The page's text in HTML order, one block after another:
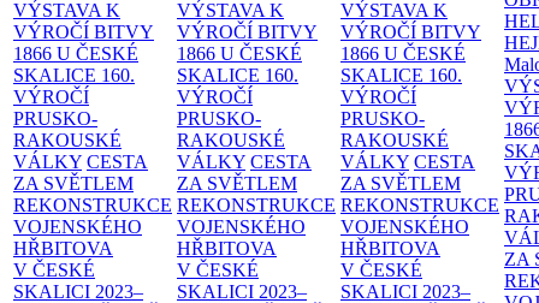
VÝSTAVA K
VÝROČÍ BITVY
1866 U ČESKÉ
SKALICE 160.
VÝROČÍ
PRUSKO-
RAKOUSKÉ
VÁLKY CESTA
ZA SVĚTLEM
REKONSTRUKCE
VOJENSKÉHO
HŘBITOVA
V ČESKÉ
SKALICI 2023–
VÝSTAVA K
VÝROČÍ BITVY
1866 U ČESKÉ
SKALICE 160.
VÝROČÍ
PRUSKO-
RAKOUSKÉ
VÁLKY CESTA
ZA SVĚTLEM
REKONSTRUKCE
VOJENSKÉHO
HŘBITOVA
V ČESKÉ
SKALICI 2023–
VÝSTAVA K
VÝROČÍ BITVY
1866 U ČESKÉ
SKALICE 160.
VÝROČÍ
PRUSKO-
RAKOUSKÉ
VÁLKY CESTA
ZA SVĚTLEM
REKONSTRUKCE
VOJENSKÉHO
HŘBITOVA
V ČESKÉ
SKALICI 2023–
ZA